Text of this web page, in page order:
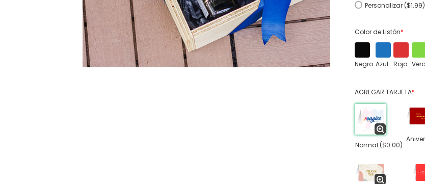
Personalizar ($1.99)
Color de Listón*
Negro Azul Rojo
AGREGAR TARJETA*
Normal ($0.00)